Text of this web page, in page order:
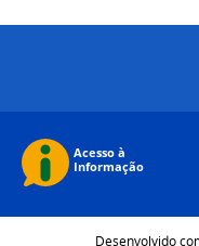
Desenvolvido